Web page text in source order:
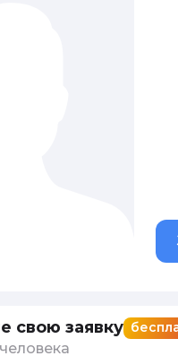
свою заявку